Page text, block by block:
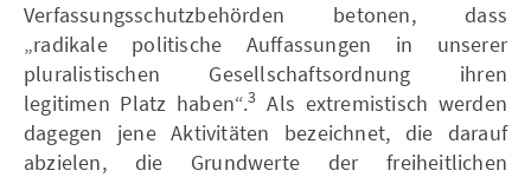
Verfassungsschutzbehörden betonen, dass
„radikale politische Auffassungen in unserer
pluralistischen Gesellschaftsordnung ihren
legitimen Platz haben“.3 Als extremistisch werden
dagegen jene Aktivitäten bezeichnet, die darauf
abzielen, die Grundwerte der freiheitlichen